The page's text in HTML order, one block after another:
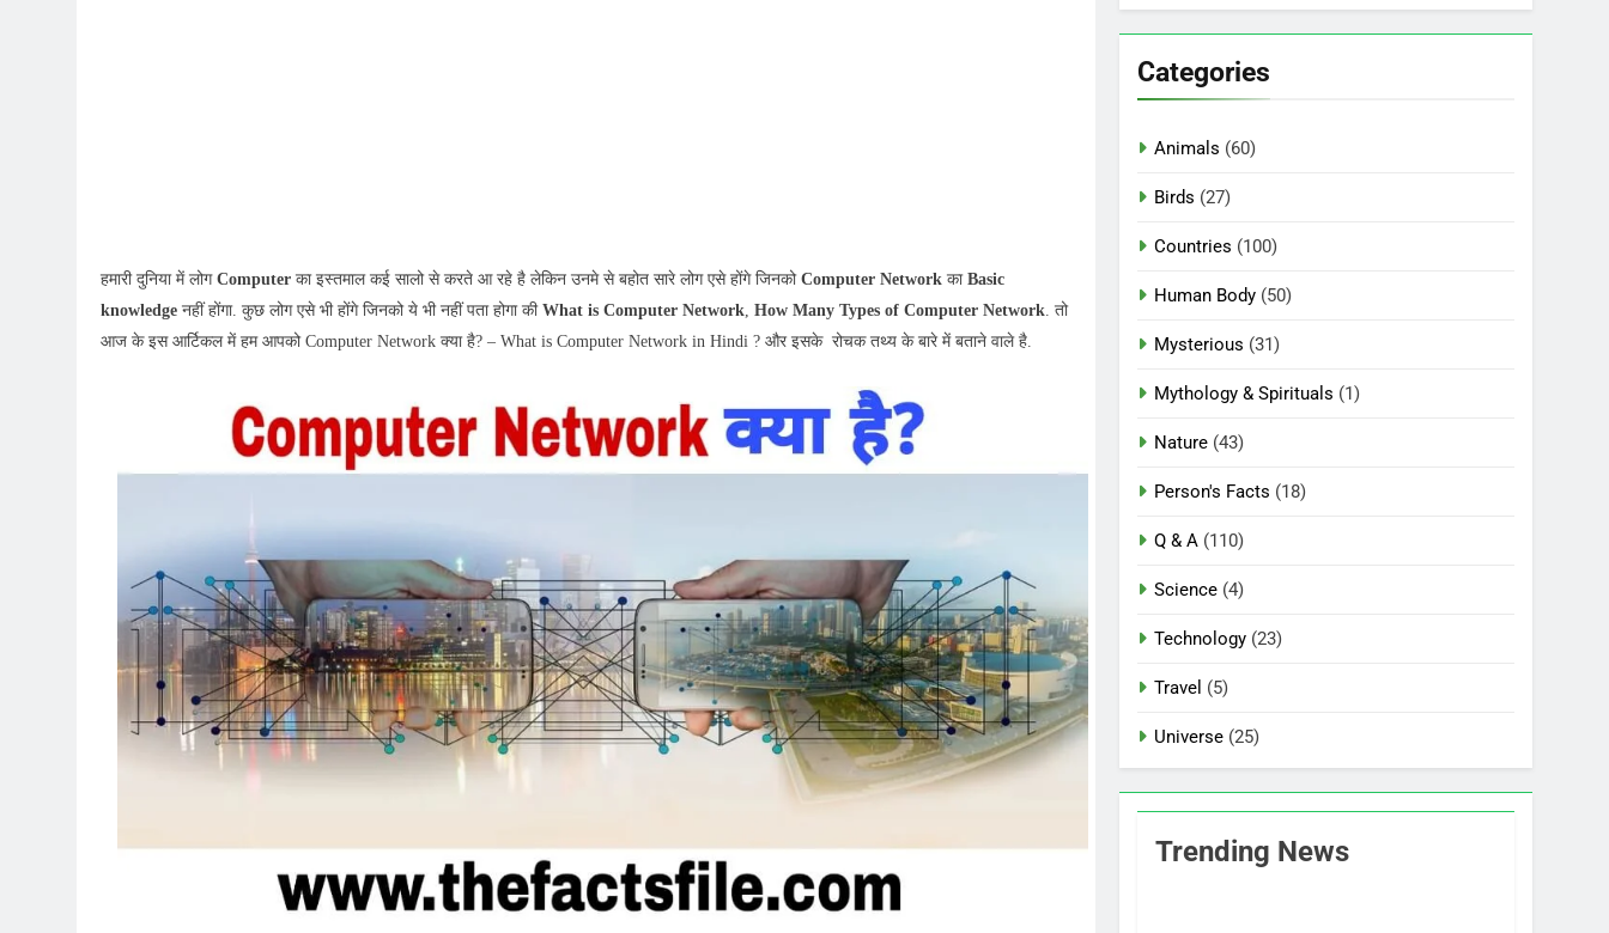
हमारी दुनिया में लोगComputer का इस्तमाल कई सालो से करते आ रहे है लेकिन उनमे से बहोत सारे लोग एसे होंगे जिनको Computer Network का Basic
knowledge नहीं होंगा. कुछ लोग एसे भी होंगे जिनको ये भी नहीं पता होगा की What is Computer Network How Many Types of Computer Network . तो
आज के इस आर्टिकल में हम आपको Computer Network क्या है? – What is Computer Network in Hindi ? और इसके रोचक तथ्य के बारे में बताने वाले है.
Categories
Animals (60)
Birds (27)
Countries (100)
Human Body (50)
Mysterious (31)
Mythology & Spirituals (1)
Nature (43)
Person's Facts (18)
Q & A (110)
Science (4)
Technology (23)
Travel (5)
Universe (25)
Trending News